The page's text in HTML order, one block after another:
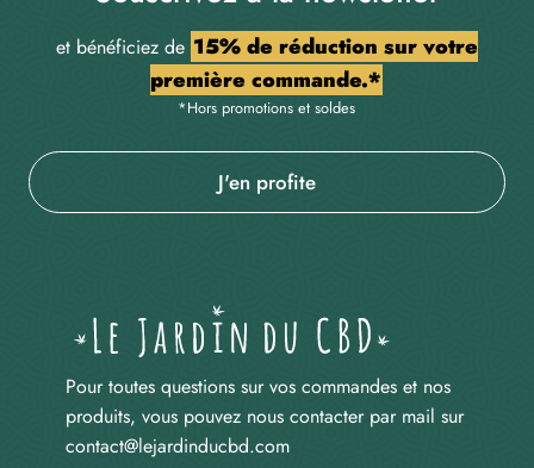
et bénéficiez de 15% de réduction sur votre
première commande.*
*Hors promotions et soldes
J'en profite
Pour toutes questions sur vos commandes et nos
produits, vous pouvez nous contacter par mail sur
contact@lejardinducbd.com